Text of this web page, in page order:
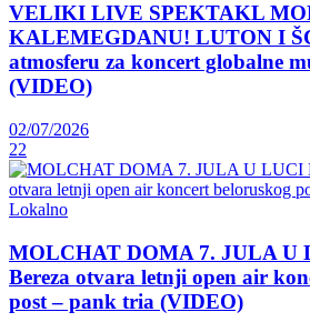
VELIKI LIVE SPEKTAKL
KALEMEGDANU! LUTON I
atmosferu za koncert globalne
(VIDEO)
02/07/2026
22
Lokalno
MOLCHAT DOMA 7. JULA U
Bereza otvara letnji open air
post – pank tria (VIDEO)